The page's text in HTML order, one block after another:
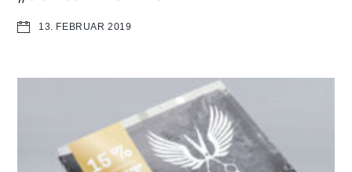
13. FEBRUAR 2019